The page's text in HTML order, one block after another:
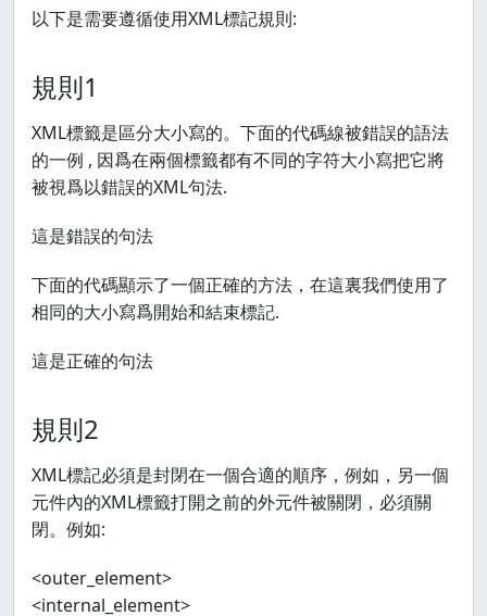
以下是需要遵循使用XML標記規則:
規則1
XML標籤是區分大小寫的。下面的代碼線被錯誤的語法
的一例 , 因爲在兩個標籤都有不同的字符大小寫把它將
被視爲以錯誤的XML句法.
這是錯誤的句法
下面的代碼顯示了一個正確的方法，在這裏我們使用了
相同的大小寫爲開始和結束標記.
這是正確的句法
規則2
XML標記必須是封閉在一個合適的順序，例如，另一個
元件內的XML標籤打開之前的外元件被關閉，必須關
閉。例如:
<outer_element>
<internal_element>